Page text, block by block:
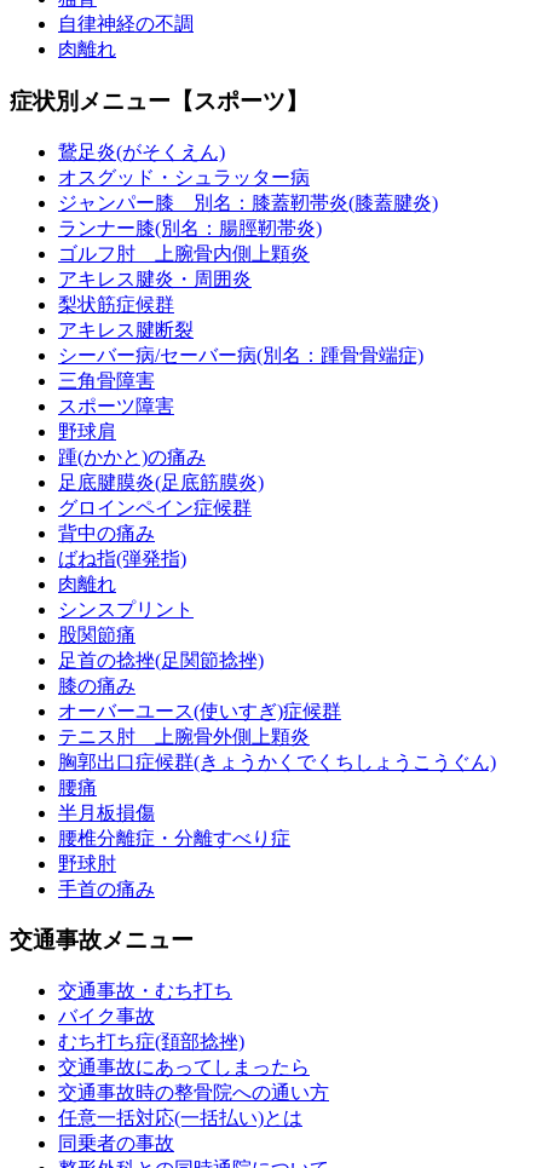
自律神経の不調
肉離れ
症状別メニュー【スポーツ】
鵞足炎(がそくえん)
オスグッド・シュラッター病
ジャンパー膝 別名：膝蓋靭帯炎(膝蓋腱炎)
ランナー膝(別名：腸脛靭帯炎)
ゴルフ肘 上腕骨内側上顆炎
アキレス腱炎・周囲炎
梨状筋症候群
アキレス腱断裂
シーバー病/セーバー病(別名：踵骨骨端症)
三角骨障害
スポーツ障害
野球肩
踵(かかと)の痛み
足底腱膜炎(足底筋膜炎)
グロインペイン症候群
背中の痛み
ばね指(弾発指)
肉離れ
シンスプリント
股関節痛
足首の捻挫(足関節捻挫)
膝の痛み
オーバーユース(使いすぎ)症候群
テニス肘 上腕骨外側上顆炎
胸郭出口症候群(きょうかくでくちしょうこうぐん)
腰痛
半月板損傷
腰椎分離症・分離すべり症
野球肘
手首の痛み
交通事故メニュー
交通事故・むち打ち
バイク事故
むち打ち症(頚部捻挫)
交通事故にあってしまったら
交通事故時の整骨院への通い方
任意一括対応(一括払い)とは
同乗者の事故